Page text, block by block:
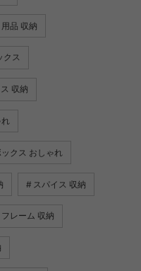
品 収納
クス
収納
クス おしゃれ
スパイス 収納
レーム 収納